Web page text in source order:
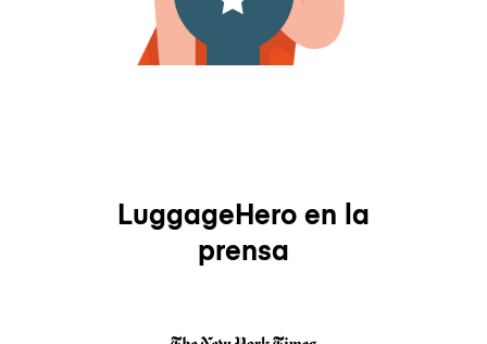
LuggageHero en la
prensa